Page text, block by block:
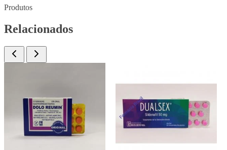
Produtos
Relacionados